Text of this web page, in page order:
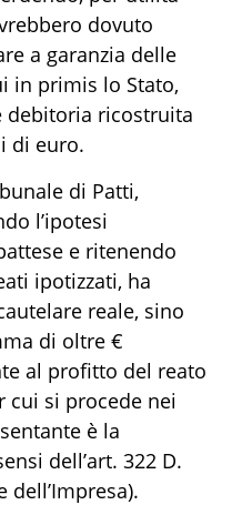
dovuto
a garanzia delle
in primis lo Stato,
debitoria ricostruita
di euro.
di Patti,
l’ipotesi
e ritenendo
ipotizzati, ha
reale, sino
di oltre €
al profitto del reato
cui si procede nei
è la
dell’art. 322 D.
dell’Impresa).